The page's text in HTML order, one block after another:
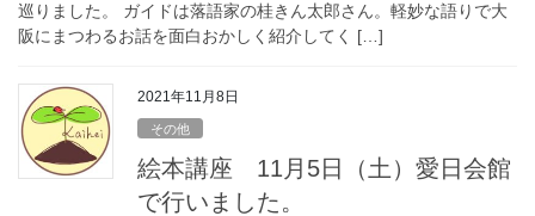
巡りました。 ガイドは落語家の桂きん太郎さん。軽妙な語りで大
阪にまつわるお話を面白おかしく紹介してく […]
2021年11月8日
その他
絵本講座 11月5日（土）愛日会館
で行いました。